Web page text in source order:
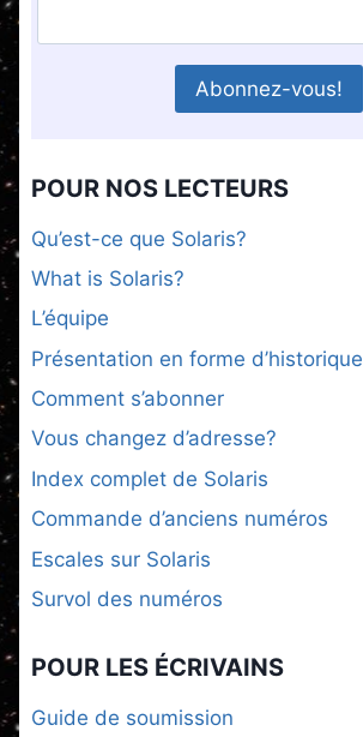
POUR NOS LECTEURS
Qu’est-ce que Solaris?
What is Solaris?
L’équipe
Présentation en forme d’historique
Comment s’abonner
Vous changez d’adresse?
Index complet de Solaris
Commande d’anciens numéros
Escales sur Solaris
Survol des numéros
POUR LES ÉCRIVAINS
Guide de soumission